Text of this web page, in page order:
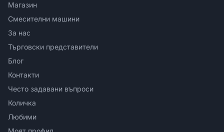
Магазин
Смесителни машини
За нас
Търговски представители
Блог
Контакти
Често задавани въпроси
Количка
Любими